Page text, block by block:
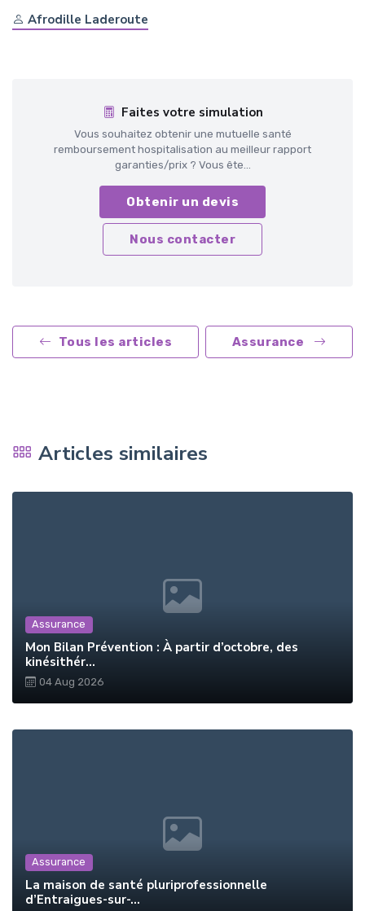
Afrodille Laderoute
Faites votre simulation
Vous souhaitez obtenir une mutuelle santé
remboursement hospitalisation au meilleur rapport
garanties/prix ? Vous ête...
Obtenir un devis
Nous contacter
Tous les articles Assurance
Articles similaires
Assurance
Mon Bilan Prévention : À partir d’octobre, des
kinésithér...
04 Aug 2026
Assurance
La maison de santé pluriprofessionnelle
d’Entraigues-sur-...